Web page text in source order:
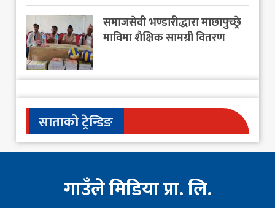
समाजसेवी भण्डारीद्धारा माछापुच्छ्रे
माविमा शैक्षिक सामग्री वितरण
साताको ट्रेन्डिङ
गाउँले मिडिया प्रा. लि.